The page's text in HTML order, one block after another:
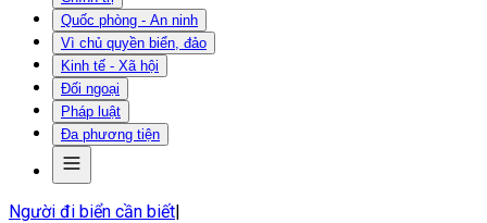
Quốc phòng - An ninh
Vì chủ quyền biển, đảo
Kinh tế - Xã hội
Đối ngoại
Pháp luật
Đa phương tiện
Người đi biển cần biết|